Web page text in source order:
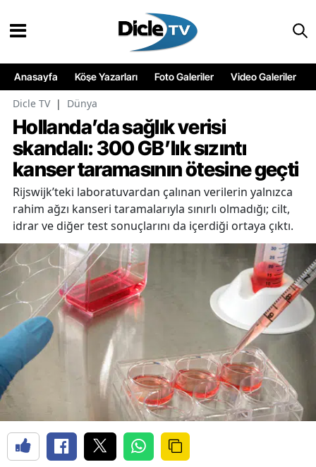
Anasayfa Köşe Yazarları Foto Galeriler Video Galeriler
Dicle TV | Dünya
Hollanda’da sağlık verisi
skandalı: 300 GB’lık sızıntı
kanser taramasının ötesine geçti
Rijswijk’teki laboratuvardan çalınan verilerin yalnızca
rahim ağzı kanseri taramalarıyla sınırlı olmadığı; cilt,
idrar ve diğer test sonuçlarını da içerdiği ortaya çıktı.